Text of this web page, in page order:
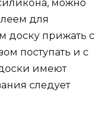
можно
для
доску прижать с
поступать и с
имеют
следует